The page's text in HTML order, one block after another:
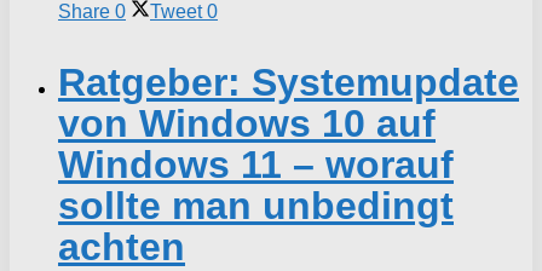
Share 0 Tweet 0
Ratgeber: Systemupdate
von Windows 10 auf
Windows 11 – worauf
sollte man unbedingt
achten